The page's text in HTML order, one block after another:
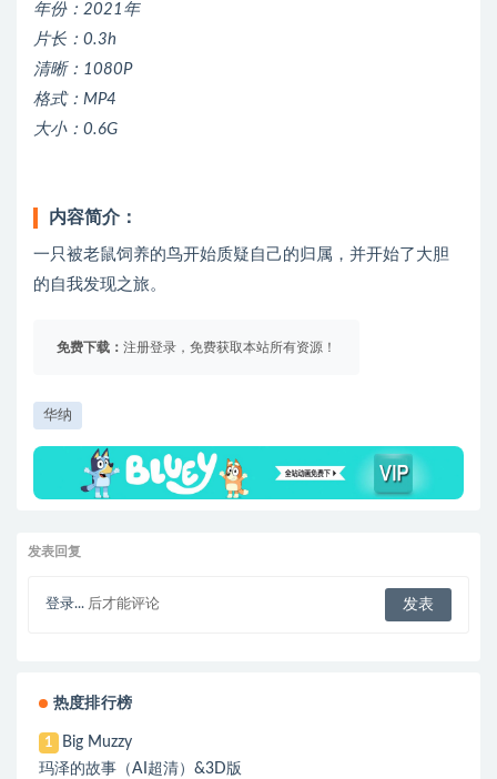
年份：2021年
片长：0.3h
清晰：1080P
格式：MP4
大小：0.6G
内容简介：
一只被老鼠饲养的鸟开始质疑自己的归属，并开始了大胆
的自我发现之旅。
免费下载： 注册登录，免费获取本站所有资源！
华纳
发表回复
登录... 后才能评论
热度排行榜
1
Big Muzzy
玛泽的故事（AI超清）&3D版